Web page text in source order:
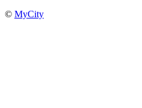
© MyCity